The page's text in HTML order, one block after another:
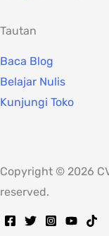
Tautan
Baca Blog
Belajar Nulis
Kunjungi Toko
Copyright © 2026
reserved.